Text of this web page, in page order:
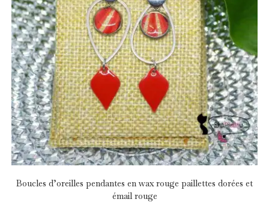
Boucles d’oreilles pendantes en wax rouge paillettes dorées et
émail rouge